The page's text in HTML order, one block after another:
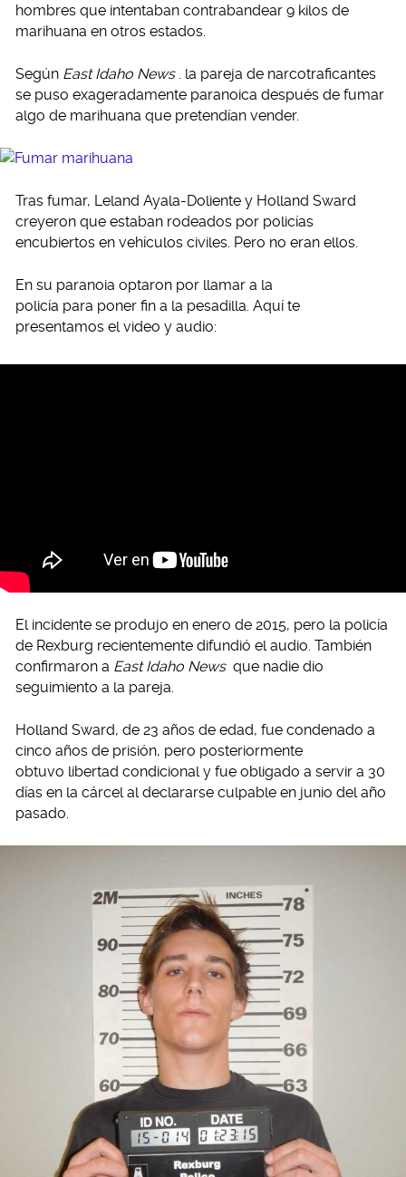
hombres que intentaban contrabandear 9 kilos de
marihuana en otros estados.
Según East Idaho News . la pareja de narcotraficantes
se puso exageradamente paranoica después de fumar
algo de marihuana que pretendían vender.
Tras fumar, Leland Ayala-Doliente y Holland Sward
creyeron que estaban rodeados por policías
encubiertos en vehículos civiles. Pero no eran ellos.
En su paranoia optaron por llamar a la
policía para poner fin a la pesadilla. Aquí te
presentamos el video y audio:
El incidente se produjo en enero de 2015, pero la policía
de Rexburg recientemente difundió el audio. También
confirmaron a East Idaho News que nadie dio
seguimiento a la pareja.
Holland Sward, de 23 años de edad, fue condenado a
cinco años de prisión, pero posteriormente
obtuvo libertad condicional y fue obligado a servir a 30
días en la cárcel al declararse culpable en junio del año
pasado.